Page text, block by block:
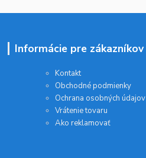
Informácie pre zákazníkov
Kontakt
Obchodné podmienky
Ochrana osobných údajov
Vrátenie tovaru
Ako reklamovať